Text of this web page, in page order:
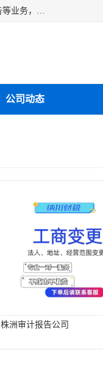
湘潭纳川会计服务有限公司主营从事：湘潭公司账务清理、湘潭公司注销、代理记账、公司变更、公司注册、审计报告等业务，公司设立有专门的代理注册部门，现有工商代办专员，部门经理从事工商代办多年，对各地区公司注册、公司变更、进出口业务等流程以及各行业公司注册、变更所需注意的细节都非常熟悉。
公司动态
株洲审计报告公司